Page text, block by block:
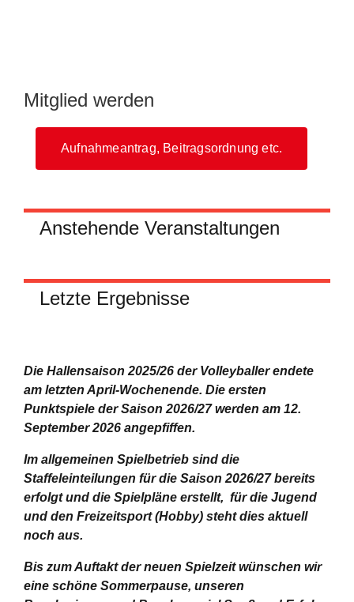
Mitglied werden
Aufnahmeantrag, Beitragsordnung etc.
Anstehende Veranstaltungen
Letzte Ergebnisse
Die Hallensaison 2025/26 der Volleyballer endete
am letzten April-Wochenende. Die ersten
Punktspiele der Saison 2026/27 werden am 12.
September 2026 angepfiffen.
Im allgemeinen Spielbetrieb sind die
Staffeleinteilungen für die Saison 2026/27 bereits
erfolgt und die Spielpläne erstellt, für die Jugend
und den Freizeitsport (Hobby) steht dies aktuell
noch aus.
Bis zum Auftakt der neuen Spielzeit wünschen wir
eine schöne Sommerpause, unseren